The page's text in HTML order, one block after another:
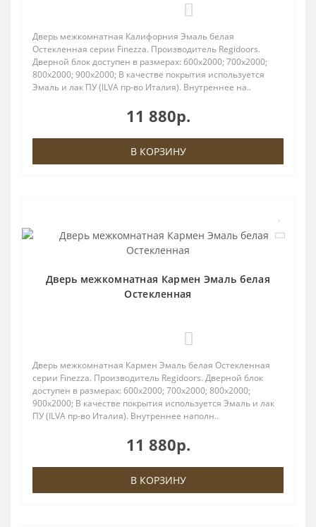
Дверь межкомнатная Калифорния Эмаль белая
Остекленная серии Finezza. Производитель Regidoors.
Дверной блок доступен в размерах: 600x2000; 700x2000;
800x2000; 900x2000; В качестве покрытия используется
Эмаль и лак ПУ (ILVA пр-во Италия). Внутреннее на..
11 880р.
В КОРЗИНУ
Дверь межкомнатная Кармен Эмаль белая
Остекленная
Дверь межкомнатная Кармен Эмаль белая Остекленная
серии Finezza. Производитель Regidoors. Дверной блок
доступен в размерах: 600x2000; 700x2000; 800x2000;
900x2000; В качестве покрытия используется Эмаль и лак
ПУ (ILVA пр-во Италия). Внутреннее наполн..
11 880р.
В КОРЗИНУ